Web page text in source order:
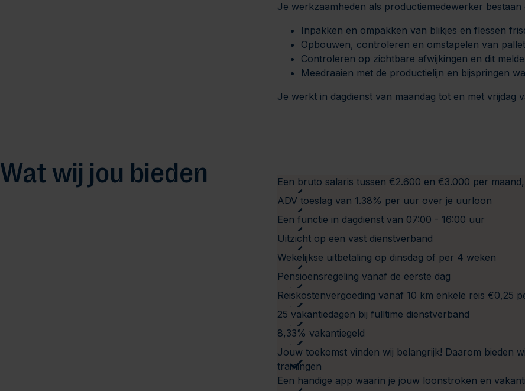
Je werkzaamheden als productiemedewerker bestaan
Inpakken en ompakken van blikjes en flessen
Opbouwen, controleren en omstapelen van
Controleren op zichtbare afwijkingen en dit
Meedraaien met de productielijn en bijspringen
Je werkt in dagdienst van maandag tot en met
Wat wij jou bieden
Een bruto salaris tussen €2.600 en €3.000 per
ADV toeslag van 1.38% per uur over je uurloon
Een functie in dagdienst van 07:00 - 16:00 uur
Uitzicht op een vast dienstverband
Wekelijkse uitbetaling op dinsdag of per 4 weken
Pensioensregeling vanaf de eerste dag
Reiskostenvergoeding vanaf 10 km enkele reis €0,25
25 vakantiedagen bij fulltime dienstverband
8,33% vakantiegeld
Jouw toekomst vinden wij belangrijk! Daarom bieden
trainingen
Een handige app waarin je jouw loonstroken en